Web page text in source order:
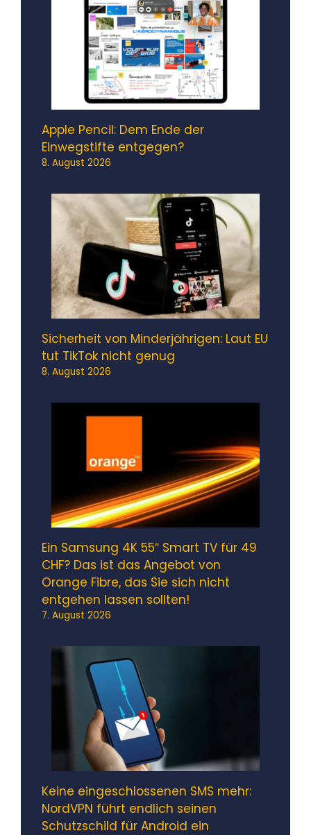
Apple Pencil: Dem Ende der
Einwegstifte entgegen?
8. August 2026
Sicherheit von Minderjährigen: Laut EU
tut TikTok nicht genug
8. August 2026
Ein Samsung 4K 55″ Smart TV für 49
CHF? Das ist das Angebot von
Orange Fibre, das Sie sich nicht
entgehen lassen sollten!
7. August 2026
Keine eingeschlossenen SMS mehr:
NordVPN führt endlich seinen
Schutzschild für Android ein